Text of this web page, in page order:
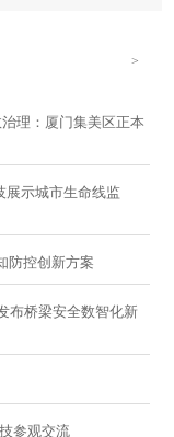
>
理：厦门集美区正本
展示城市生命线监
防控创新方案
布桥梁安全数智化新
参观交流